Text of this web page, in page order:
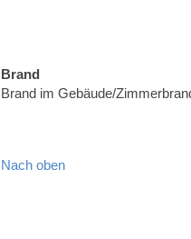
Brand
Brand im Gebäude/
Nach oben